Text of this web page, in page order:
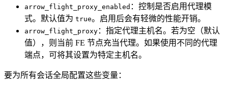
arrow_flight_proxy_enabled ：控制是否启用代理模
式。默认值为 true。启用后会有轻微的性能开销。
arrow_flight_proxy ：指定代理主机名。若为空（默认
值），则当前 FE 节点充当代理。如果使用不同的代理
端点，可将其设置为特定主机名。
要为所有会话全局配置这些变量：